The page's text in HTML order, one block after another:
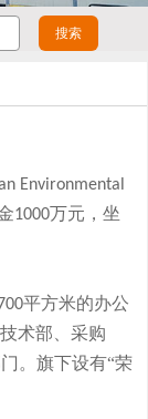
Environmental
1000万元，坐
700平方米的办公
术部、采购
。旗下设有“荣